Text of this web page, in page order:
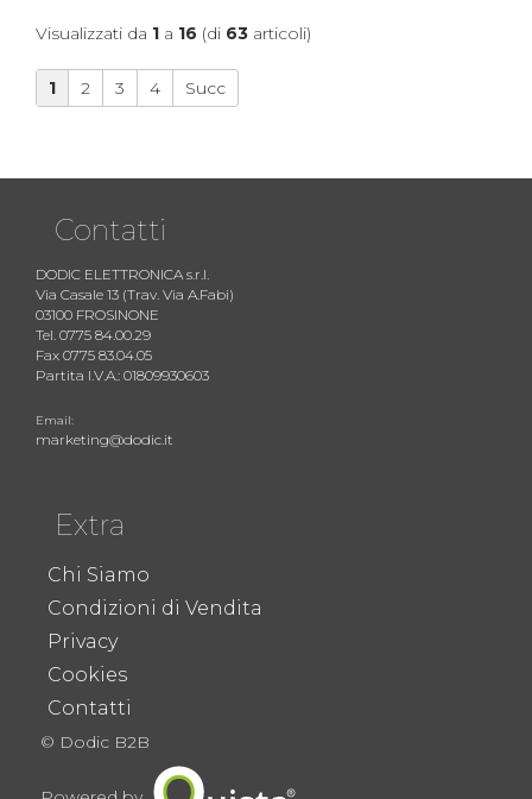
Visualizzati da 1 a 16 (di 63 articoli)
1 2 3 4 Succ
Contatti
DODIC ELETTRONICA s.r.l.
Via Casale 13 (Trav. Via A.Fabi)
03100 FROSINONE
Tel. 0775 84.00.29
Fax 0775 83.04.05
Partita I.V.A.: 01809930603
Email:
marketing@dodic.it
Extra
Chi Siamo
Condizioni di Vendita
Privacy
Cookies
Contatti
© Dodic B2B